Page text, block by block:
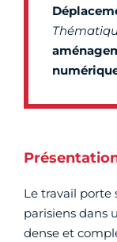
Le travail porte
parisiens dans
dense et